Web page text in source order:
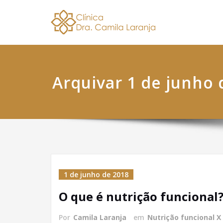
Arquivar 1 de junho
1 de junho de 2018
O que é nutrição funcional?
Por Camila Laranja em Nutrição funcional